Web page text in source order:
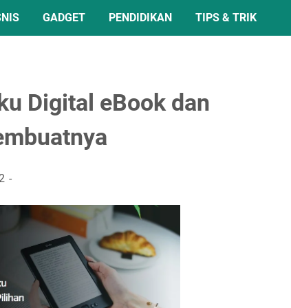
GADGET PENDIDIKAN TIPS & TRIK
Digital eBook dan